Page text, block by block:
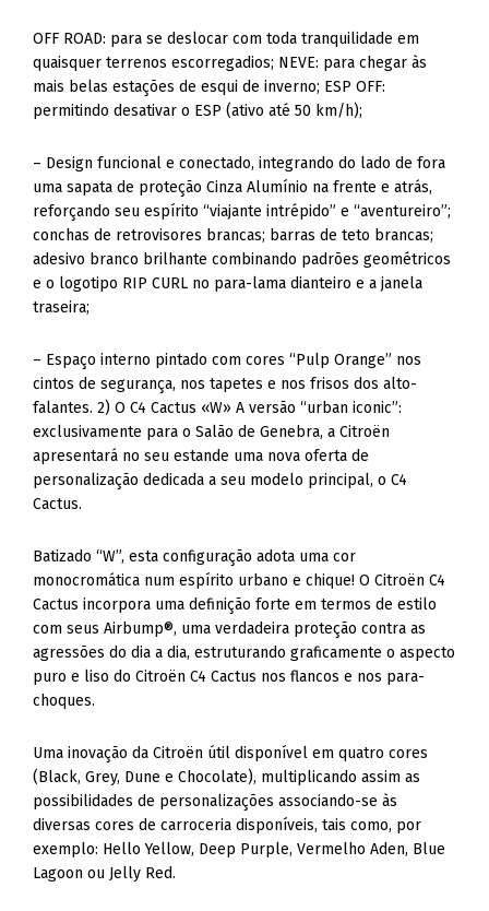
OFF ROAD: para se deslocar com toda tranquilidade em
quaisquer terrenos escorregadios; NEVE: para chegar às
mais belas estações de esqui de inverno; ESP OFF:
permitindo desativar o ESP (ativo até 50 km/h);
– Design funcional e conectado, integrando do lado de fora
uma sapata de proteção Cinza Alumínio na frente e atrás,
reforçando seu espírito “viajante intrépido” e “aventureiro”;
conchas de retrovisores brancas; barras de teto brancas;
adesivo branco brilhante combinando padrões geométricos
e o logotipo RIP CURL no para-lama dianteiro e a janela
traseira;
– Espaço interno pintado com cores “Pulp Orange” nos
cintos de segurança, nos tapetes e nos frisos dos alto-
falantes. 2) O C4 Cactus «W» A versão “urban iconic”:
exclusivamente para o Salão de Genebra, a Citroën
apresentará no seu estande uma nova oferta de
personalização dedicada a seu modelo principal, o C4
Cactus.
Batizado “W”, esta configuração adota uma cor
monocromática num espírito urbano e chique! O Citroën C4
Cactus incorpora uma definição forte em termos de estilo
com seus Airbump®, uma verdadeira proteção contra as
agressões do dia a dia, estruturando graficamente o aspecto
puro e liso do Citroën C4 Cactus nos flancos e nos para-
choques.
Uma inovação da Citroën útil disponível em quatro cores
(Black, Grey, Dune e Chocolate), multiplicando assim as
possibilidades de personalizações associando-se às
diversas cores de carroceria disponíveis, tais como, por
exemplo: Hello Yellow, Deep Purple, Vermelho Aden, Blue
Lagoon ou Jelly Red.